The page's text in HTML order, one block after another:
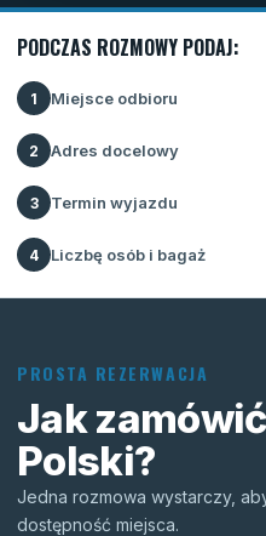
PODCZAS ROZMOWY PODAJ:
1 Miejsce odbioru
2 Adres docelowy
3 Termin wyjazdu
4 Liczbę osób i bagaż
PROSTA REZERWACJA
Jak
Polski?
Jedna rozmowa wystarczy,
dostępność miejsca.